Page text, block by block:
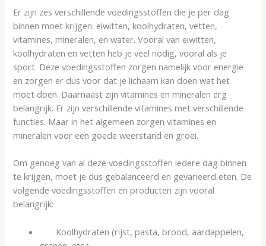
Er zijn zes verschillende voedingsstoffen die je per dag
binnen moet krijgen: eiwitten, koolhydraten, vetten,
vitamines, mineralen, en water. Vooral van eiwitten,
koolhydraten en vetten heb je veel nodig, vooral als je
sport. Deze voedingsstoffen zorgen namelijk voor energie
en zorgen er dus voor dat je lichaam kan doen wat het
moet doen. Daarnaast zijn vitamines en mineralen erg
belangrijk. Er zijn verschillende vitamines met verschillende
functies. Maar in het algemeen zorgen vitamines en
mineralen voor een goede weerstand en groei.
Om genoeg van al deze voedingsstoffen iedere dag binnen
te krijgen, moet je dus gebalanceerd en gevarieerd eten. De
volgende voedingsstoffen en producten zijn vooral
belangrijk:
Koolhydraten (rijst, pasta, brood, aardappelen,